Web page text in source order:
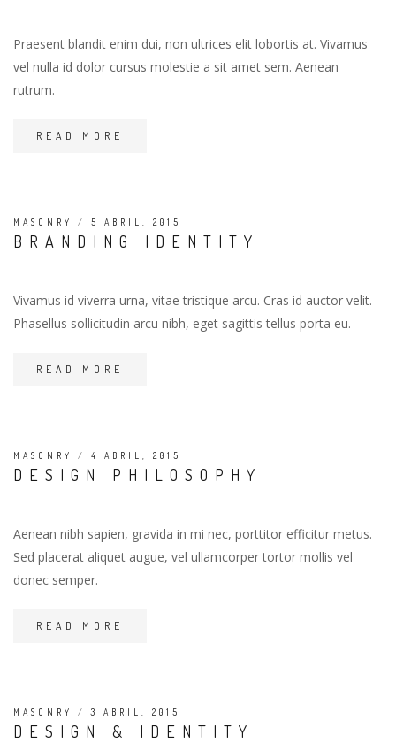
Praesent blandit enim dui, non ultrices elit lobortis at. Vivamus
vel nulla id dolor cursus molestie a sit amet sem. Aenean
rutrum.
READ MORE
MASONRY / 5 ABRIL, 2015
BRANDING IDENTITY
Vivamus id viverra urna, vitae tristique arcu. Cras id auctor velit.
Phasellus sollicitudin arcu nibh, eget sagittis tellus porta eu.
READ MORE
MASONRY / 4 ABRIL, 2015
DESIGN PHILOSOPHY
Aenean nibh sapien, gravida in mi nec, porttitor efficitur metus.
Sed placerat aliquet augue, vel ullamcorper tortor mollis vel
donec semper.
READ MORE
MASONRY /3 ABRIL, 2015
DESIGN & IDENTITY